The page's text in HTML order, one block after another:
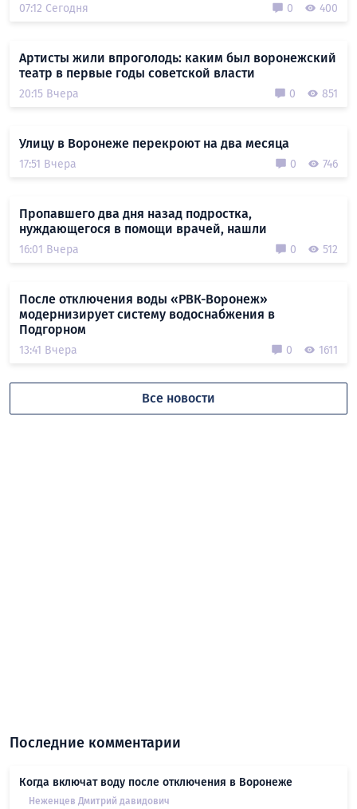
07:12 Сегодня 0 400
Артисты жили впроголодь: каким был воронежский
театр в первые годы советской власти
20:15 Вчера 0 851
Улицу в Воронеже перекроют на два месяца
17:51 Вчера 0 746
Пропавшего два дня назад подростка,
нуждающегося в помощи врачей, нашли
16:01 Вчера 0 512
После отключения воды «РВК-Воронеж»
модернизирует систему водоснабжения в
Подгорном
13:41 Вчера 0 1611
Все новости
Последние комментарии
Когда включат воду после отключения в Воронеже
Неженцев Дмитрий давидович